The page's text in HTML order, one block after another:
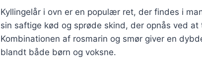
Kyllingelår i ovn er en populær ret, der findes i
sin saftige kød og sprøde skind, der opnås ved
Kombinationen af rosmarin og smør giver en
blandt både børn og voksne.